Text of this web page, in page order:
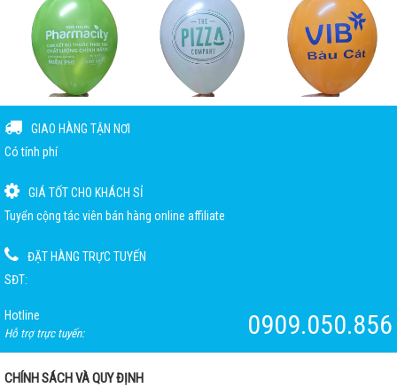
GIAO HÀNG TẬN NƠI
Có tính phí
GIÁ TỐT CHO KHÁCH SỈ
Tuyển cộng tác viên bán hàng online affiliate
ĐẶT HÀNG TRỰC TUYẾN
SĐT:
Hotline
Hỗ trợ trực tuyến: 0909.050.856
CHÍNH SÁCH VÀ QUY ĐỊNH